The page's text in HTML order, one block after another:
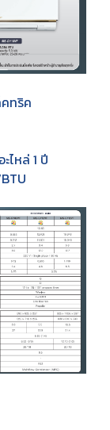
คทริค
ไหล่ 1 ปี